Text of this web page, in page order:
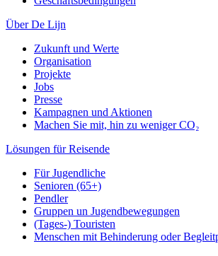
Über De Lijn
Zukunft und Werte
Organisation
Projekte
Jobs
Presse
Kampagnen und Aktionen
Machen Sie mit, hin zu weniger CO₂
Lösungen für Reisende
Für Jugendliche
Senioren (65+)
Pendler
Gruppen un Jugendbewegungen
(Tages-) Touristen
Menschen mit Behinderung oder